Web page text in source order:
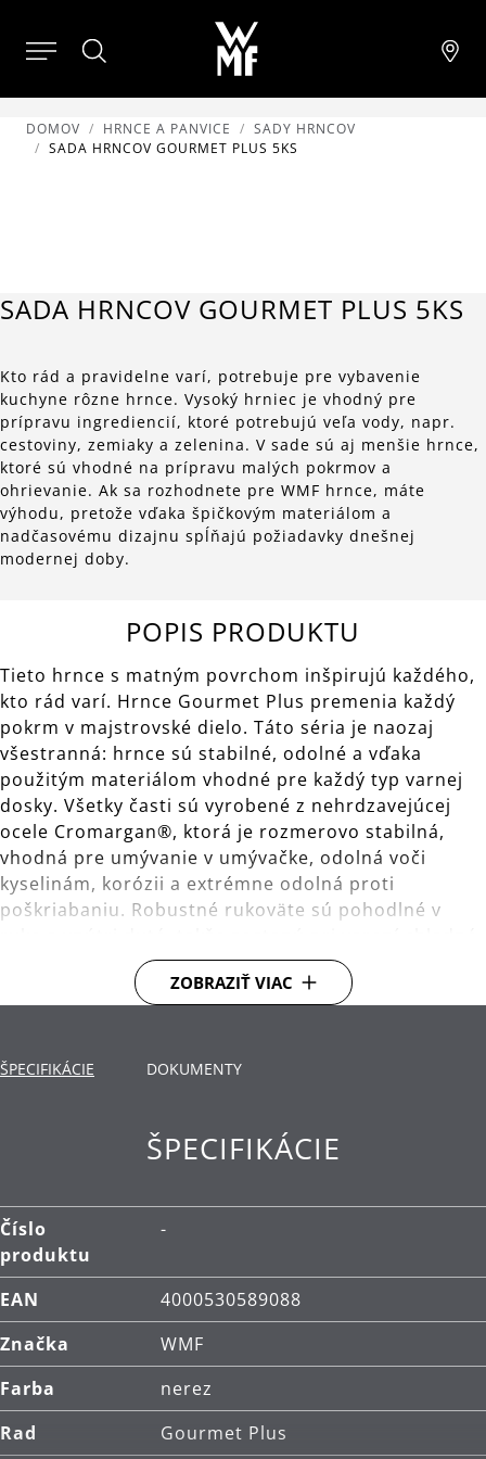
DOMOV HRNCE A PANVICE
SADY HRNCOV
SADA HRNCOV GOURMET PLUS 5KS
SADA HRNCOV GOURMET PLUS 5KS
Kto rád a pravidelne varí, potrebuje pre vybavenie
kuchyne rôzne hrnce. Vysoký hrniec je vhodný pre
prípravu ingrediencií, ktoré potrebujú veľa vody, napr.
cestoviny, zemiaky a zelenina. V sade sú aj menšie hrnce,
ktoré sú vhodné na prípravu malých pokrmov a
ohrievanie. Ak sa rozhodnete pre WMF hrnce, máte
výhodu, pretože vďaka špičkovým materiálom a
nadčasovému dizajnu spĺňajú požiadavky dnešnej
modernej doby.
POPIS PRODUKTU
Tieto hrnce s matným povrchom inšpirujú každého,
kto rád varí. Hrnce Gourmet Plus premenia každý
pokrm v majstrovské dielo. Táto séria je naozaj
všestranná: hrnce sú stabilné, odolné a vďaka
použitým materiálom vhodné pre každý typ varnej
dosky. Všetky časti sú vyrobené z nehrdzavejúcej
ocele Cromargan®, ktorá je rozmerovo stabilná,
vhodná pre umývanie v umývačke, odolná voči
kyselinám, korózii a extrémne odolná proti
poškriabaniu. Robustné rukoväte sú pohodlné v
Pokrievky sedia pevne a umožňujú riadené
uvoľňovanie pary - vďaka tomu nedochádza k
Použitie: vhodné pre všetky typy varných dosiek,
Materiál: nehrdzavejúca oceľ Cromargan®, ktorá
je rozmerovo stabilná, vhodná pre umývanie v
umývačke, odolná voči kyselinám, korózii a
extrémne odolná proti poškriabaniu.
Čistenie: je možné umývať v umývačke.
ZOBRAZIŤ VIAC
ŠPECIFIKÁCIE DOKUMENTY
ŠPECIFIKÁCIE
Číslo
produktu
-
EAN
4000530589088
Značka
WMF
Farba
nerez
Rad
Gourmet Plus